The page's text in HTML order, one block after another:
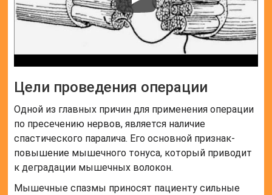
Цели проведения операции
Одной из главных причин для применения операции
по пресечению нервов, является наличие
спастического паралича. Его основной признак-
повышение мышечного тонуса, который приводит
к деградации мышечных волокон.
Мышечные спазмы приносят пациенту сильные